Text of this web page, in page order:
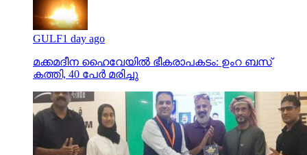
GULF1 day ago
മക്കമദീന ഹൈവേയില്‍ ഭീകരാപകടം: ഉംറ ബസ്
കത്തി, 40 പേര്‍ മരിച്ചു